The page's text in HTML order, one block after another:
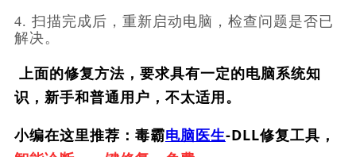
4. 扫描完成后，重新启动电脑，检查问题是否已
解决。
上面的修复方法，要求具有一定的电脑系统知
识，新手和普通用户，不太适用。
小编在这里推荐：毒霸电脑医生-DLL修复工具，